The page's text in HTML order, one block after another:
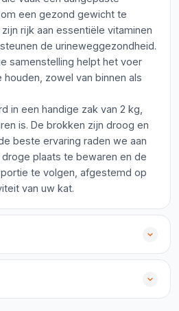
een gezond gewicht te
rijk aan essentiële vitaminen
de urineweggezondheid.
samenstelling helpt het voer
zowel van binnen als
in een handige zak van 2 kg,
is. De brokken zijn droog en
beste ervaring raden we aan
plaats te bewaren en de
te volgen, afgestemd op
van uw kat.